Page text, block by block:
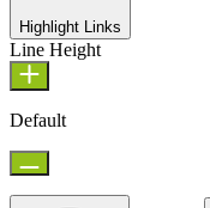
Highlight Links
Line Height
Default